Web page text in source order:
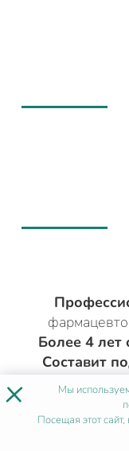
Более 4 лет
Составит
× Мы
Посещая этот